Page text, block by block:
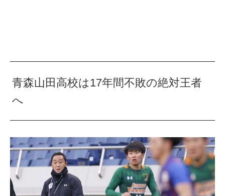
青森山田高校は17年間不敗の絶対王者
へ